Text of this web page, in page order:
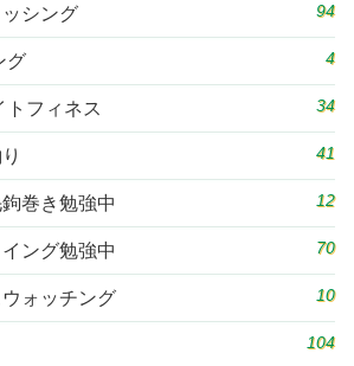
シング 94
グ 4
トフィネス 34
41
巻き勉強中 12
ング勉強中 70
ォッチング 10
104